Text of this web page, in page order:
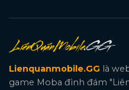
Lienquanmobile.GG là
game Moba đình đám